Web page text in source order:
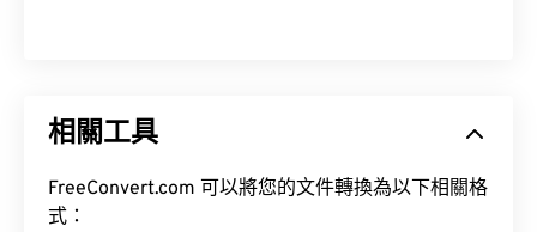
相關工具
FreeConvert.com 可以將您的文件轉換為以下相關格
式：